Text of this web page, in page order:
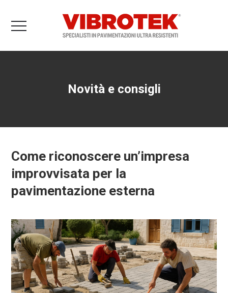
Novità e consigli
Come riconoscere un’impresa
improvvisata per la
pavimentazione esterna